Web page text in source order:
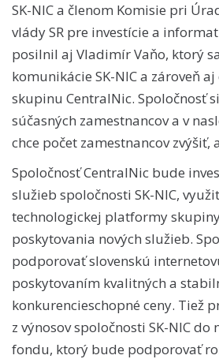
SK-NIC a členom Komisie pri
vlády SR pre investície a
posilnil aj Vladimír Vaňo, ktorý
komunikácie SK-NIC a zároveň
skupinu CentralNic. Spoločnosť
súčasných zamestnancov a v
chce počet zamestnancov
Spoločnosť CentralNic bude
služieb spoločnosti SK-NIC,
technologickej platformy
poskytovania nových služieb.
podporovať slovenskú
poskytovaním kvalitných a
konkurencieschopné ceny. Tiež
z výnosov spoločnosti SK-NIC do
fondu, ktorý bude podporovať